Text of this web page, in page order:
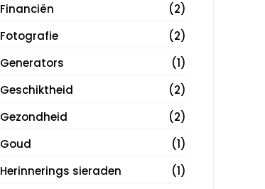
Financiën
(2)
Fotografie
(2)
Generators
(1)
Geschiktheid
(2)
Gezondheid
(2)
Goud
(1)
Herinnerings sieraden
(1)